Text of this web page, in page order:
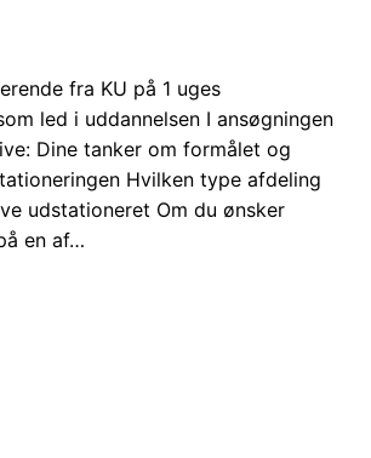
fra KU på 1 uges
led i uddannelsen I ansøgningen
Dine tanker om formålet og
Hvilken type afdeling
udstationeret Om du ønsker
en af…